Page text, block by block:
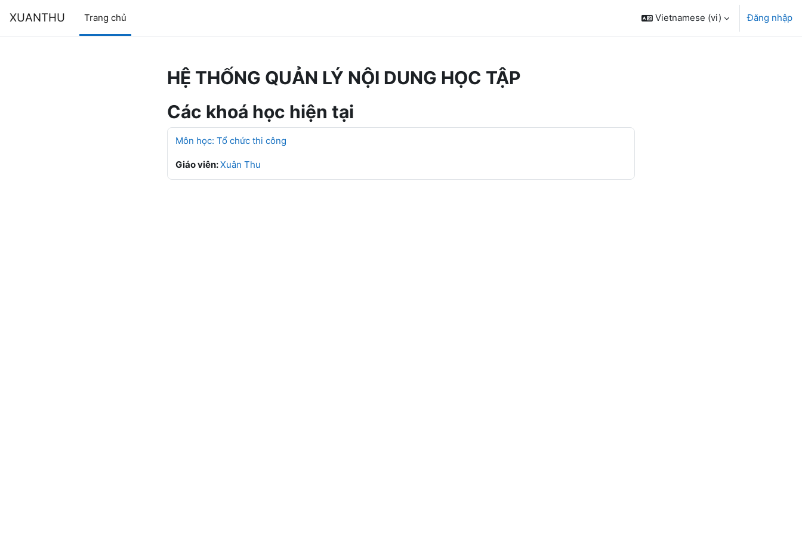
XUANTHU Trang chủ Vietnamese ‎(vi)‎ Đăng nhập
HỆ THỐNG QUẢN LÝ NỘI DUNG HỌC TẬP
Các khoá học hiện tại
Môn học: Tổ chức thi công
Giáo viên:Xuân Thu